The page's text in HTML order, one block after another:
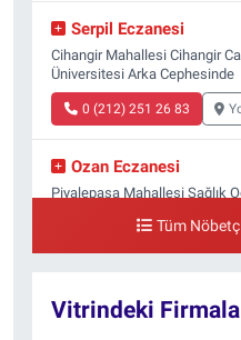
Serpil Eczanesi
Cihangir Mahallesi Cihangir
Üniversitesi Arka Cephesinde
0 (212) 251 26 83
Ozan Eczanesi
Piyalepaşa Mahallesi Sağlık
Tüm
Vitrindeki